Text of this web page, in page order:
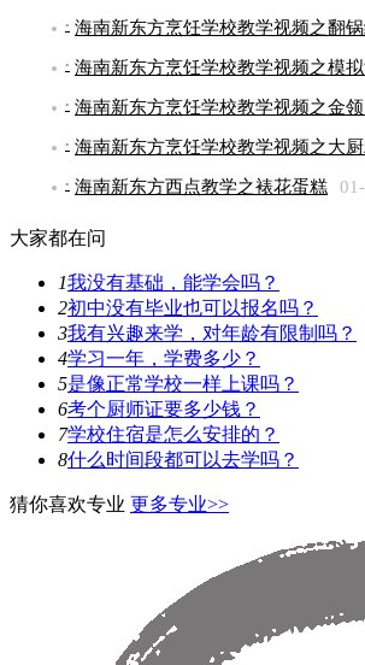
• 海南新东方烹饪学校教学视频之翻
• 海南新东方烹饪学校教学视频之模拟
• 海南新东方烹饪学校教学视频之金
• 海南新东方烹饪学校教学视频之大
• 海南新东方西点教学之裱花蛋糕
大家都在问
1我没有基础，能学会吗？
2初中没有毕业也可以报名吗？
3我有兴趣来学，对年龄有限制吗？
4学习一年，学费多少？
5是像正常学校一样上课吗？
6考个厨师证要多少钱？
7学校住宿是怎么安排的？
8什么时间段都可以去学吗？
猜你喜欢专业 更多专业>>